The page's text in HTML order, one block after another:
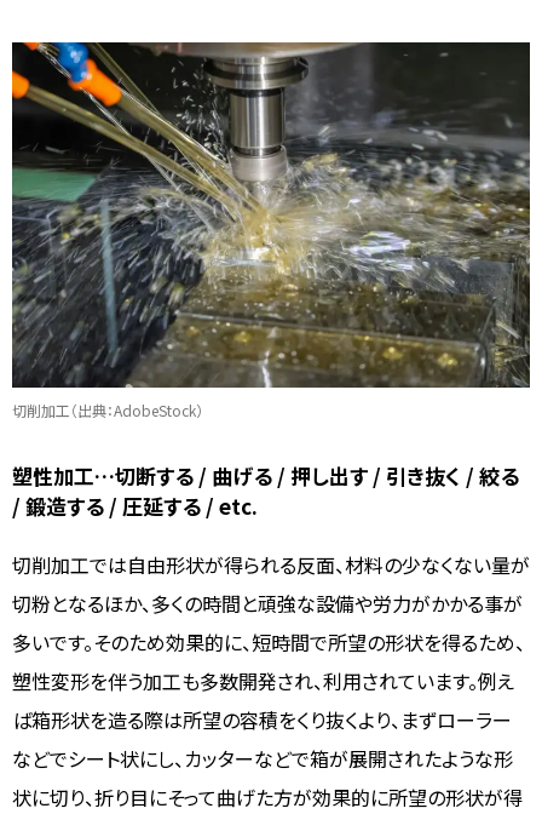
切削加工（出典：AdobeStock）
塑性加工…切断する / 曲げる / 押し出す / 引き抜く / 絞る
/ 鍛造する / 圧延する / etc.
切削加工では自由形状が得られる反面、材料の少なくない量が
切粉となるほか、多くの時間と頑強な設備や労力がかかる事が
多いです。そのため効果的に、短時間で所望の形状を得るため、
塑性変形を伴う加工も多数開発され、利用されています。例え
ば箱形状を造る際は所望の容積をくり抜くより、まずローラー
などでシート状にし、カッターなどで箱が展開されたような形
状に切り、折り目にそって曲げた方が効果的に所望の形状が得